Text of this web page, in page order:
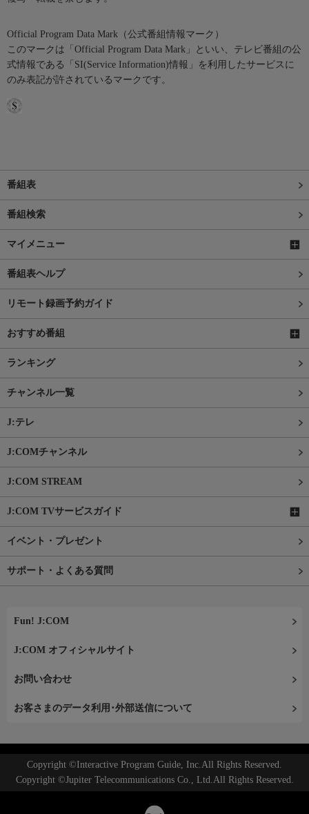
Official Program Data Mark（公式番組情報マーク）
このマークは「Official Program Data Mark」といい、テレビ番組の公
式情報である「SI(Service Information)情報」を利用したサービスに
のみ表記が許されているマークです。
番組表
番組検索
マイメニュー
番組表ヘルプ
リモート録画予約ガイド
おすすめ番組
ランキング
チャンネル一覧
J:テレ
J:COMチャンネル
J:COM STREAM
J:COM TVサービスガイド
イベント・プレゼント
サポート・よくある質問
Fun! J:COM
J:COM オフィシャルサイト
お問い合わせ
お客さまのデータ利用･外部送信について
Copyright ©Interactive Program Guide, Inc.All Rights Reserved.
Copyright ©Jupiter Telecommunications Co., Ltd.All Rights Reserved.